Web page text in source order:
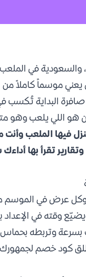
بعد أيام تنطلق صافرة كأس العالم
يعني موسماً كاملاً
البداية
هو اللي يلعب وهو
فيها الملعب
تقرأ بها
وكل عرض في
وقته في
وتربطه بحماس
كود خصم